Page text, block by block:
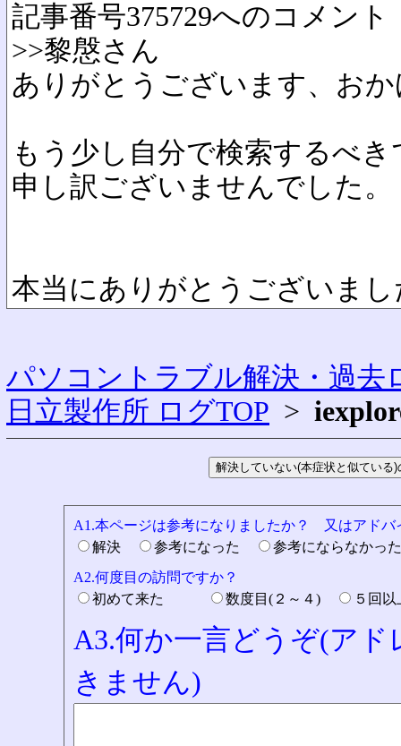
記事番号375729へのコメント
>>黎慇さん
ありがとうございます、お
もう少し自分で検索するべ
申し訳ございませんでした。
本当にありがとうございまし
パソコントラブル解決・過去
日立製作所 ログTOP >
A1.本ページは参考になりましたか？ 又はアドバ
解決
参考になった
参考にならなか
A2.何度目の訪問ですか？
初めて来た
数度目(２～４) ５回
A3.何か一言どうぞ(ア
きません)